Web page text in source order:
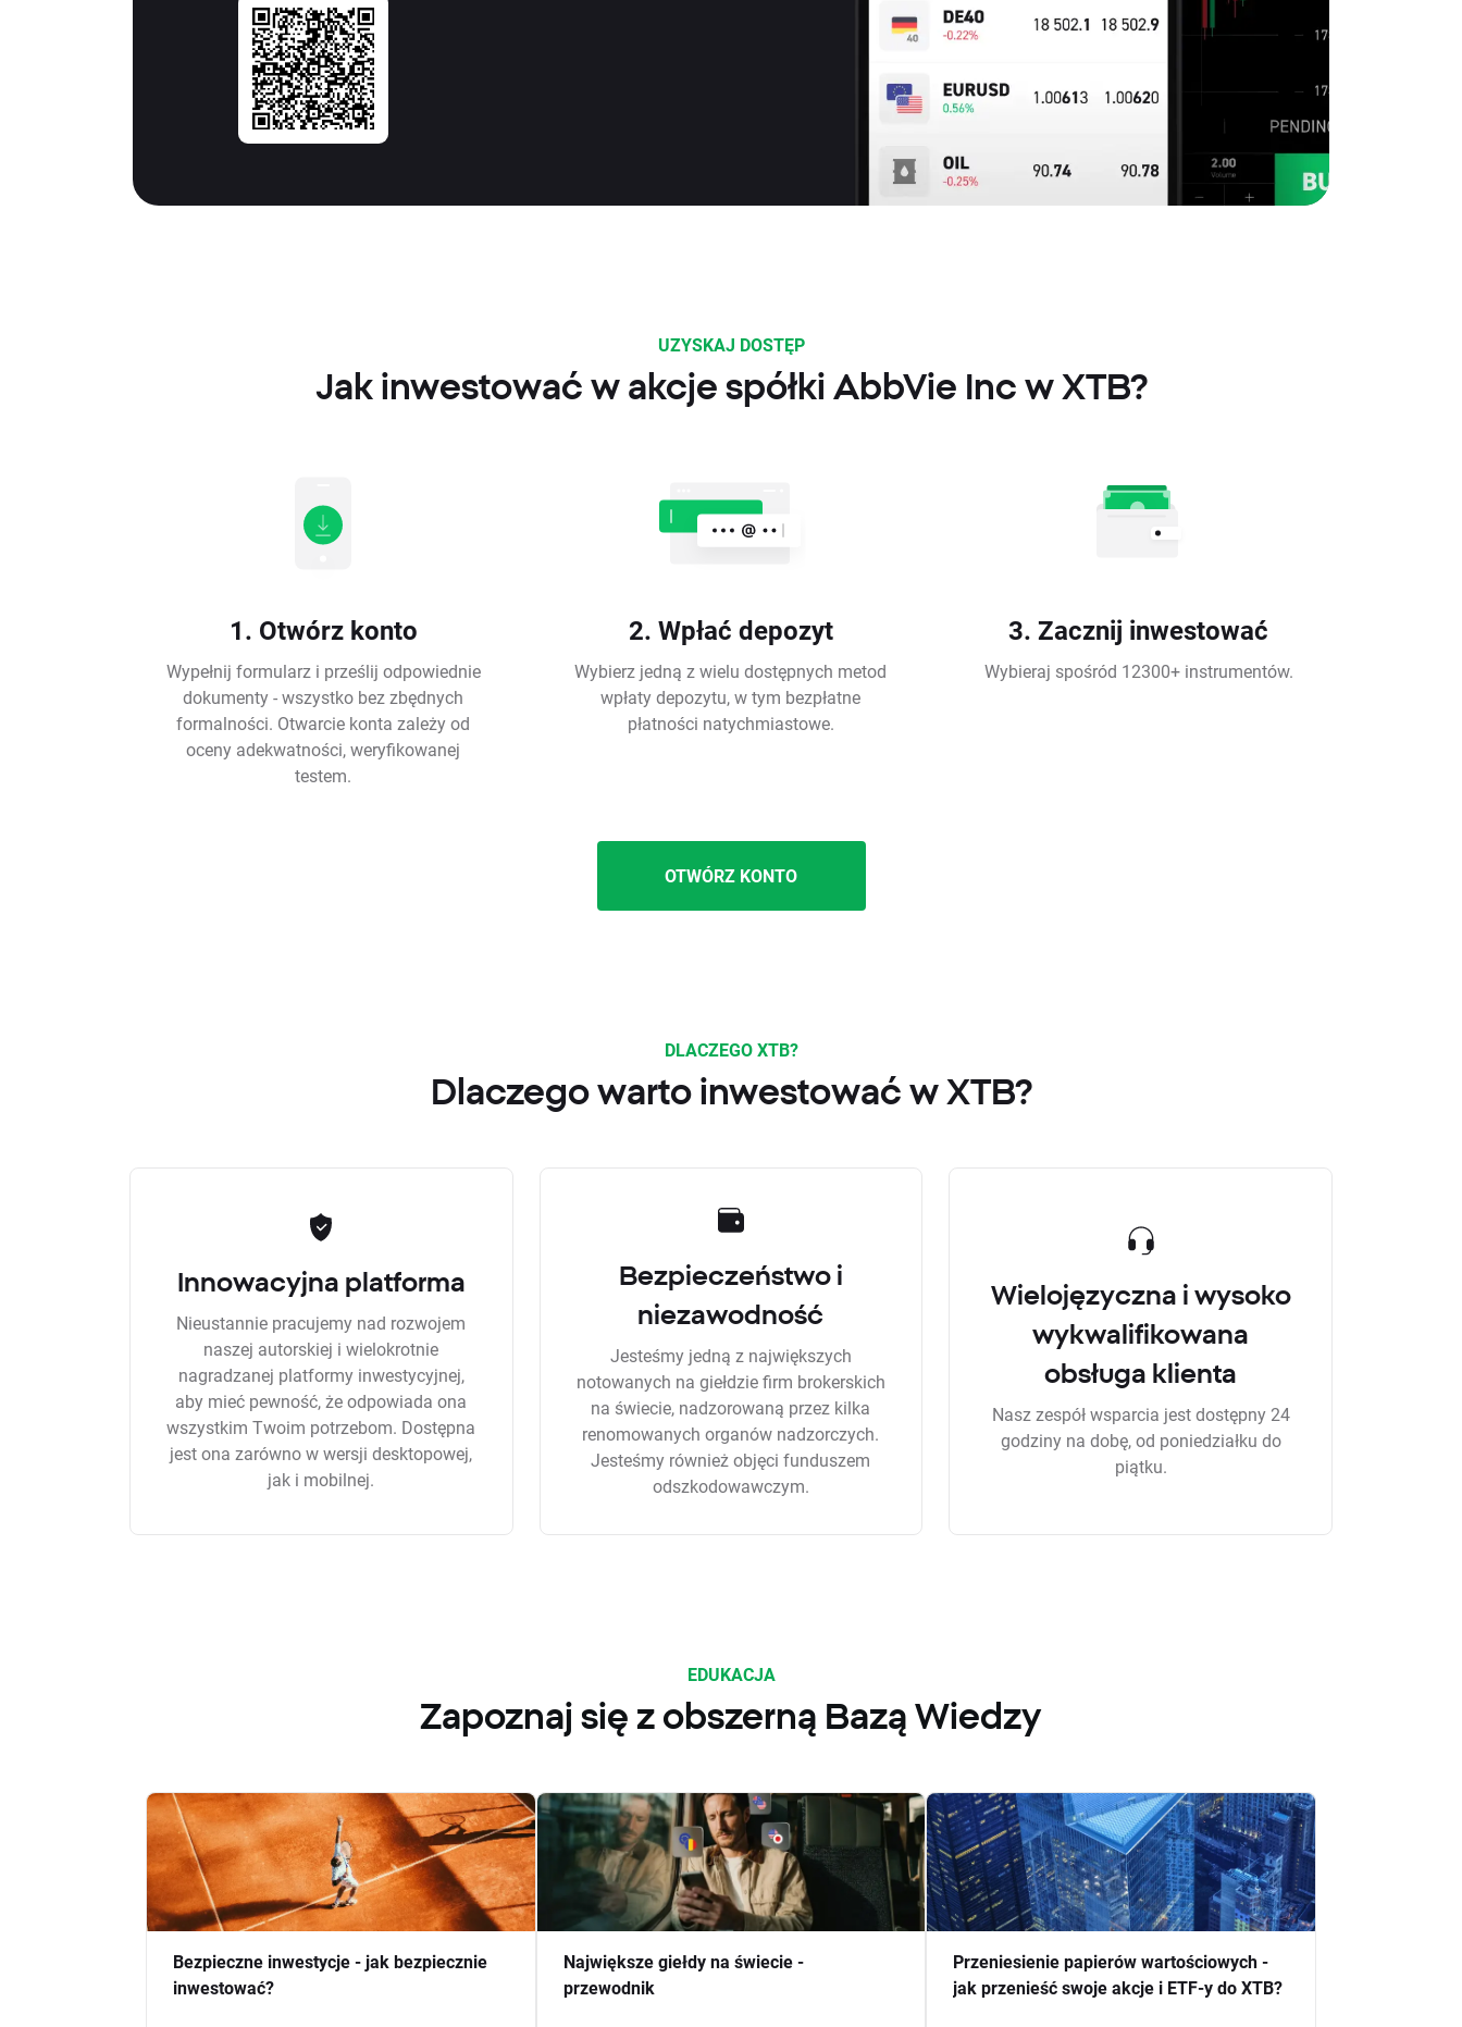
UZYSKAJ DOSTĘP
Jak inwestować w akcje spółki AbbVie Inc w XTB?
1. Otwórz konto
Wypełnij formularz i prześlij odpowiednie
dokumenty - wszystko bez zbędnych
formalności. Otwarcie konta zależy od
oceny adekwatności, weryfikowanej
testem.
2. Wpłać depozyt
Wybierz jedną z wielu dostępnych metod
wpłaty depozytu, w tym bezpłatne
płatności natychmiastowe.
3. Zacznij inwestować
Wybieraj spośród 12300+ instrumentów.
OTWÓRZ KONTO
DLACZEGO XTB?
Dlaczego warto inwestować w XTB?
Innowacyjna platforma
Nieustannie pracujemy nad rozwojem
naszej autorskiej i wielokrotnie
nagradzanej platformy inwestycyjnej,
aby mieć pewność, że odpowiada ona
wszystkim Twoim potrzebom. Dostępna
jest ona zarówno w wersji desktopowej,
jak i mobilnej.
Bezpieczeństwo i
niezawodność
Jesteśmy jedną z największych
notowanych na giełdzie firm brokerskich
na świecie, nadzorowaną przez kilka
renomowanych organów nadzorczych.
Jesteśmy również objęci funduszem
odszkodowawczym.
Wielojęzyczna i wysoko
wykwalifikowana
obsługa klienta
Nasz zespół wsparcia jest dostępny 24
godziny na dobę, od poniedziałku do
piątku.
EDUKACJA
Zapoznaj się z obszerną Bazą Wiedzy
Bezpieczne inwestycje - jak bezpiecznie
inwestować?
Największe giełdy na świecie -
przewodnik
Przeniesienie papierów wartościowych -
jak przenieść swoje akcje i ETF-y do XTB?